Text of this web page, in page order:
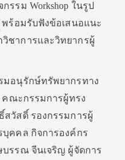
รรม Workshop ในรูป
ร้อมรับฟังข้อเสนอแนะ
ชาการและวิทยากรผู้
มอนุรักษ์ทรัพยากรทาง
คณะกรรมการผู้ทรง
วัสดิ์ รองกรรมการผู้
คคล กิจการองค์กร
รรณ จีนเจริญ ผู้จัดการ